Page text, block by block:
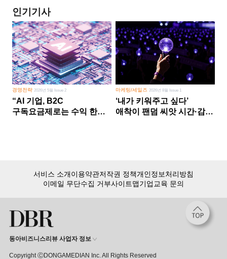
인기기사
경영전략2026년 5월 Issue 2
“AI 기업, B2C
구독요금제로는 수익 한계
마케팅/세일즈 2026년 8월 Issue 1
‘내가 키워주고 싶다’
애착이 팬덤 씨앗 시간·감정
서비스 소개이용약관저작권 정책개인정보처리방침
이메일 무단수집 거부사이트맵기업교육 문의
동아비즈니스리뷰 사업자 정보
Copyright ⒸDONGAMEDIAN Inc. All Rights Reserved